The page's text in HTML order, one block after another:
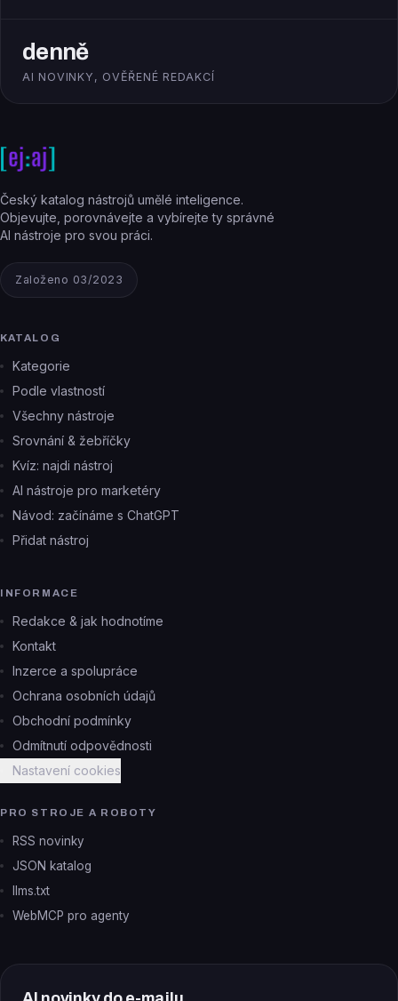
denně
AI NOVINKY, OVĚŘENÉ REDAKCÍ
Český katalog nástrojů umělé inteligence.
Objevujte, porovnávejte a vybírejte ty správné
AI nástroje pro svou práci.
Založeno 03/2023
KATALOG
Kategorie
Podle vlastností
Všechny nástroje
Srovnání & žebříčky
Kvíz: najdi nástroj
AI nástroje pro marketéry
Návod: začínáme s ChatGPT
Přidat nástroj
INFORMACE
Redakce & jak hodnotíme
Kontakt
Inzerce a spolupráce
Ochrana osobních údajů
Obchodní podmínky
Odmítnutí odpovědnosti
Nastavení cookies
PRO STROJE A ROBOTY
RSS novinky
JSON katalog
llms.txt
WebMCP pro agenty